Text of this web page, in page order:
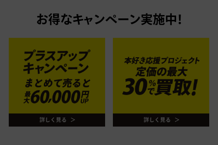
お得なキャンペーン実施中！